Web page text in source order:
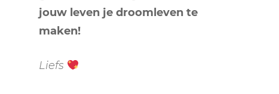
jouw leven je droomleven te
maken!
Liefs